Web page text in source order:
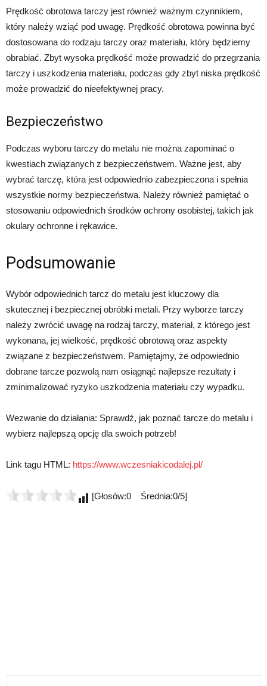
Prędkość obrotowa tarczy jest również ważnym czynnikiem,
który należy wziąć pod uwagę. Prędkość obrotowa powinna być
dostosowana do rodzaju tarczy oraz materiału, który będziemy
obrabiać. Zbyt wysoka prędkość może prowadzić do przegrzania
tarczy i uszkodzenia materiału, podczas gdy zbyt niska prędkość
może prowadzić do nieefektywnej pracy.
Bezpieczeństwo
Podczas wyboru tarczy do metalu nie można zapominać o
kwestiach związanych z bezpieczeństwem. Ważne jest, aby
wybrać tarczę, która jest odpowiednio zabezpieczona i spełnia
wszystkie normy bezpieczeństwa. Należy również pamiętać o
stosowaniu odpowiednich środków ochrony osobistej, takich jak
okulary ochronne i rękawice.
Podsumowanie
Wybór odpowiednich tarcz do metalu jest kluczowy dla
skutecznej i bezpiecznej obróbki metali. Przy wyborze tarczy
należy zwrócić uwagę na rodzaj tarczy, materiał, z którego jest
wykonana, jej wielkość, prędkość obrotową oraz aspekty
związane z bezpieczeństwem. Pamiętajmy, że odpowiednio
dobrane tarcze pozwolą nam osiągnąć najlepsze rezultaty i
zminimalizować ryzyko uszkodzenia materiału czy wypadku.
Wezwanie do działania: Sprawdź, jak poznać tarcze do metalu i
wybierz najlepszą opcję dla swoich potrzeb!
Link tagu HTML: https://www.wczesniakicodalej.pl/
[Głosów:0 Średnia:0/5]